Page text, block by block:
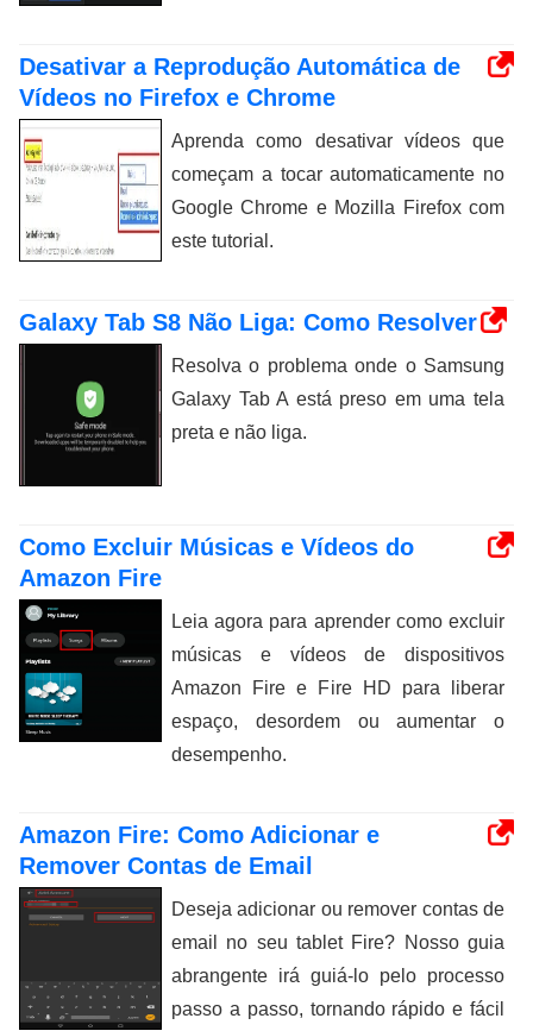
Desativar a Reprodução Automática de
Vídeos no Firefox e Chrome
Aprenda como desativar vídeos que
começam a tocar automaticamente no
Google Chrome e Mozilla Firefox com
este tutorial.
Galaxy Tab S8 Não Liga: Como Resolver
Resolva o problema onde o Samsung
Galaxy Tab A está preso em uma tela
preta e não liga.
Como Excluir Músicas e Vídeos do
Amazon Fire
Leia agora para aprender como excluir
músicas e vídeos de dispositivos
Amazon Fire e Fire HD para liberar
espaço, desordem ou aumentar o
desempenho.
Amazon Fire: Como Adicionar e
Remover Contas de Email
Deseja adicionar ou remover contas de
email no seu tablet Fire? Nosso guia
abrangente irá guiá-lo pelo processo
passo a passo, tornando rápido e fácil